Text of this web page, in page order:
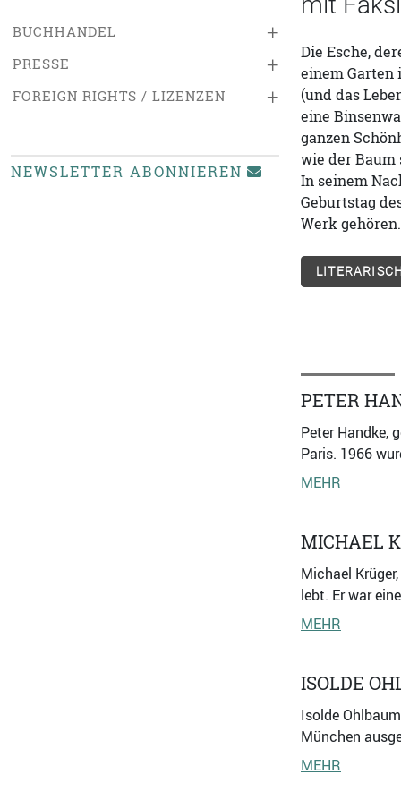
+
BUCHHANDEL
+
PRESSE
+
FOREIGN RIGHTS / LIZENZEN
NEWSLETTER ABONNIEREN
Die Esche,
einem Garten
(und das
eine
ganzen
wie der Baum
In seinem
Geburtstag
Werk gehören.
PETER
Peter Handke,
Paris. 1966
MEHR
MICHAEL
Michael
lebt. Er war
MEHR
ISOLDE
Isolde
München
MEHR